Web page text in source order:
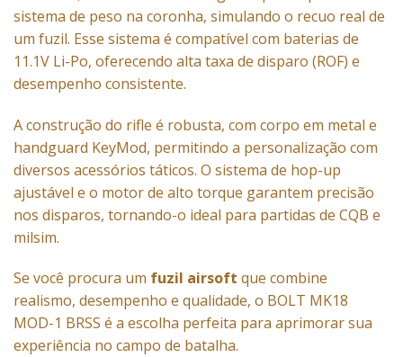
sistema de peso na coronha, simulando o recuo real de
um fuzil. Esse sistema é compatível com baterias de
11.1V Li-Po, oferecendo alta taxa de disparo (ROF) e
desempenho consistente.
A construção do rifle é robusta, com corpo em metal e
handguard KeyMod, permitindo a personalização com
diversos acessórios táticos. O sistema de hop-up
ajustável e o motor de alto torque garantem precisão
nos disparos, tornando-o ideal para partidas de CQB e
milsim.
Se você procura um fuzil airsoft que combine
realismo, desempenho e qualidade, o BOLT MK18
MOD-1 BRSS é a escolha perfeita para aprimorar sua
experiência no campo de batalha.